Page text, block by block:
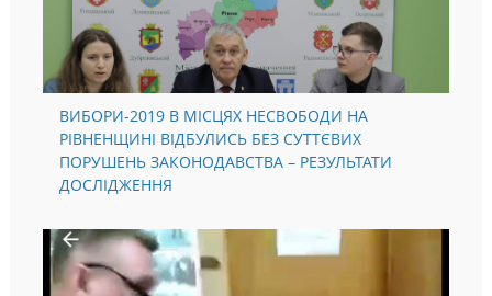
ВИБОРИ-2019 В МІСЦЯХ НЕСВОБОДИ НА
РІВНЕНЩИНІ ВІДБУЛИСЬ БЕЗ СУТТЄВИХ
ПОРУШЕНЬ ЗАКОНОДАВСТВА – РЕЗУЛЬТАТИ
ДОСЛІДЖЕННЯ